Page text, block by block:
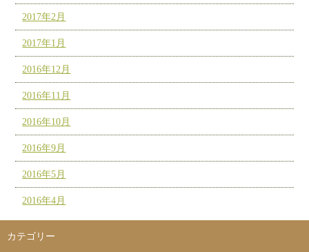
2017年2月
2017年1月
2016年12月
2016年11月
2016年10月
2016年9月
2016年5月
2016年4月
カテゴリー